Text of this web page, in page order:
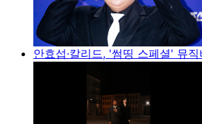
안효섭·칼리드, '썸띵 스페셜' 뮤